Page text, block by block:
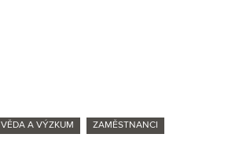
VĚDA A VÝZKUM ZAMĚSTNANCI